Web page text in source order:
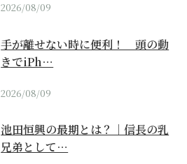
2026/08/09
手が離せない時に便利！ 頭の動
きでiPh…
2026/08/09
池田恒興の最期とは？｜信長の乳
兄弟として…